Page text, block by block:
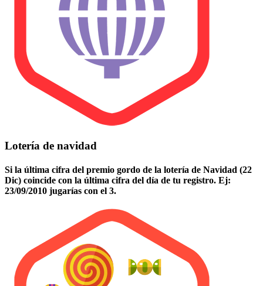
Lotería de navidad
Si la última cifra del premio gordo de la lotería de Navidad (22
Dic) coincide con la última cifra del día de tu registro. Ej:
23/09/2010 jugarías con el 3.